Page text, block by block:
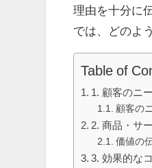
理由を十分に
では、どのよ
Table of
1. 顧客のニ
顧客の
2. 商品・サ
価値の
3. 効果的な